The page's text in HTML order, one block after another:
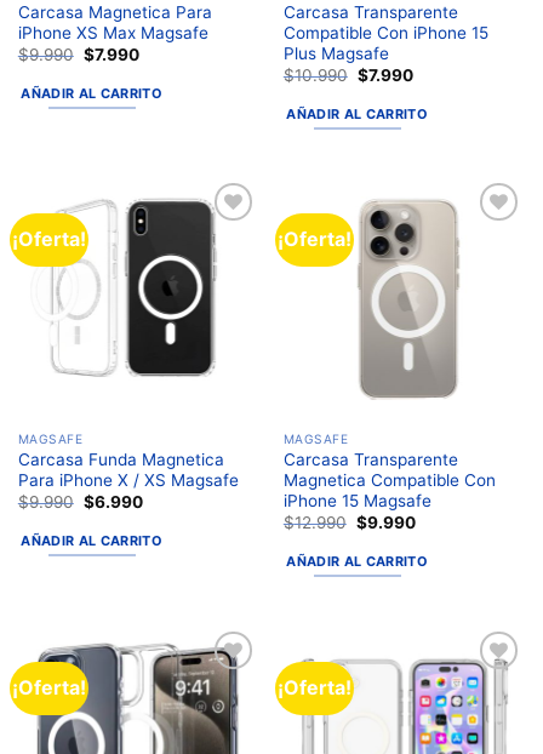
Carcasa Magnetica Para
iPhone XS Max Magsafe
$9.990 $7.990
AÑADIR AL CARRITO
Carcasa Transparente
Compatible Con iPhone 15
Plus Magsafe
$10.990 $7.990
AÑADIR AL CARRITO
¡Oferta!
Añadir
lista de
deseos
MAGSAFE
Carcasa Funda Magnetica
Para iPhone X / XS Magsafe
$9.990 $6.990
AÑADIR AL CARRITO
¡Oferta!
MAGSAFE
Carcasa Transparente
Magnetica Compatible Con
iPhone 15 Magsafe
$12.990 $9.990
AÑADIR AL CARRITO
¡Oferta!
Añadir
a la
lista de
deseos
¡Oferta!
Añadir
a la
lista de
deseos